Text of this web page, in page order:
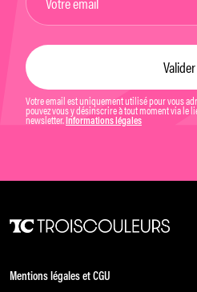
Votre email est uniquement utilisé pour vous
pouvez vous y désinscrire à tout moment via le
newsletter. Informations légales
Mentions légales et CGU